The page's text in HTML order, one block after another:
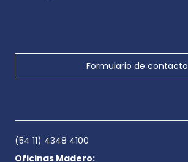
Formulario de contacto
(54 11) 4348 4100
Oficinas Madero: